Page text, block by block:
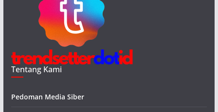
Tentang Kami
Pedoman Media Siber